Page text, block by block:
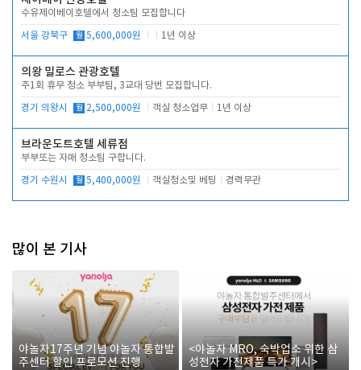
수유제이베이호텔에서 청소팀 모집합니다
서울 강북구 월 5,600,000원 1년 이상
의왕 밀로스 관광호텔
주1회 휴무 청소 부부팀, 3교대 당번 모집합니다.
경기 의왕시 월 2,500,000원 객실 청소업무 1년 이상
브라운도트호텔 세류점
부부또는 자매 청소팀 구합니다.
경기 수원시 월 5,400,000원 객실청소및 베팅 경력무관
많이 본 기사
야놀자17주년 기념 야놀자 통합발
주센터 할인 프로모션 진행
<야놀자 MRO, 숙박업소 위한 삼
성전자 가전제품 특가 개시>